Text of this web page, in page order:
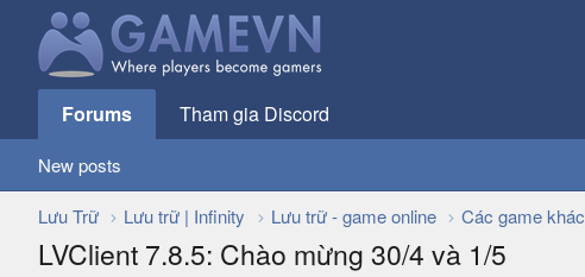
Forums Tham gia Discord
New posts
Lưu Trữ Lưu trữ | Infinity Lưu trữ - game online Các game khác
LVClient 7.8.5: Chào mừng 30/4 và 1/5